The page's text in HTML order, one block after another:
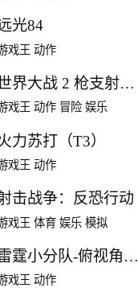
光84
戏王 动作
界大战 2 枪支射击
务 反恐行动-cs精英
戏王 动作 冒险 娱乐
力苏打（T3）
戏王 动作
击战争：反恐行动
戏王 体育 娱乐 模拟
霆小分队-俯视角吃
戏王 动作